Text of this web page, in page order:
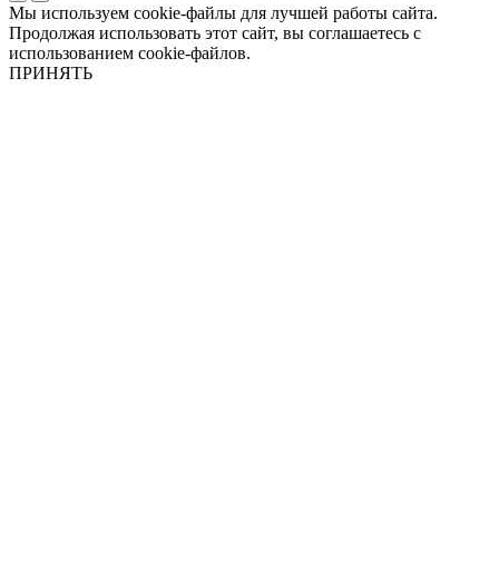
Мы используем cookie-файлы для лучшей работы сайта.
Продолжая использовать этот сайт, вы соглашаетесь с
использованием cookie-файлов.
ПРИНЯТЬ